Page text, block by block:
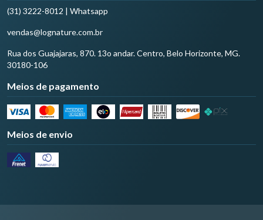
(31) 3222-8012 | Whatsapp
vendas@lognature.com.br
Rua dos Guajajaras, 870. 13o andar. Centro, Belo Horizonte, MG.
30180-106
Meios de pagamento
Meios de envio